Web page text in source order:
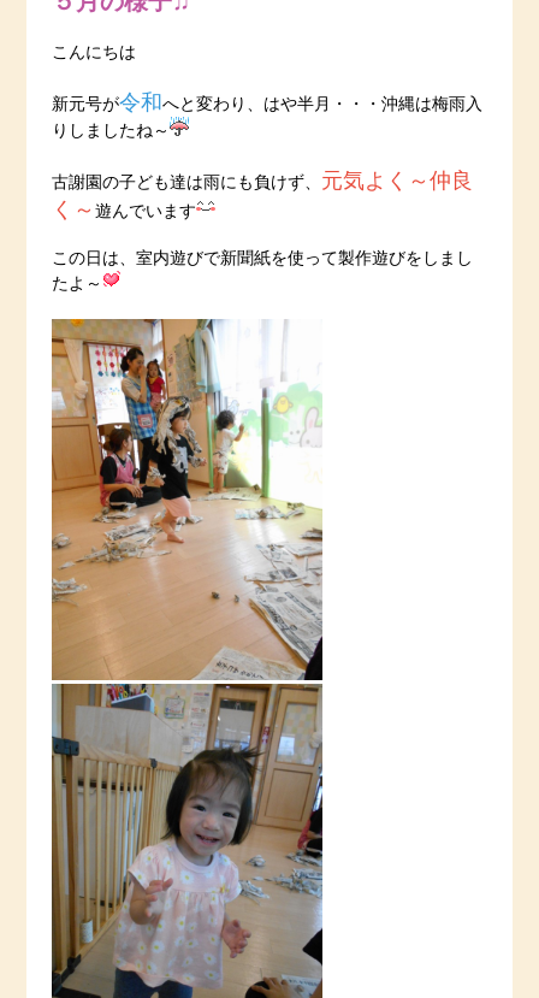
こんにちは
新元号が令和へと変わり、はや半月・・・沖縄は梅雨入
りしましたね～
古謝園の子ども達は雨にも負けず、 元気よく～仲良
く～ 遊んでいます
この日は、室内遊びで新聞紙を使って製作遊びをしまし
たよ～